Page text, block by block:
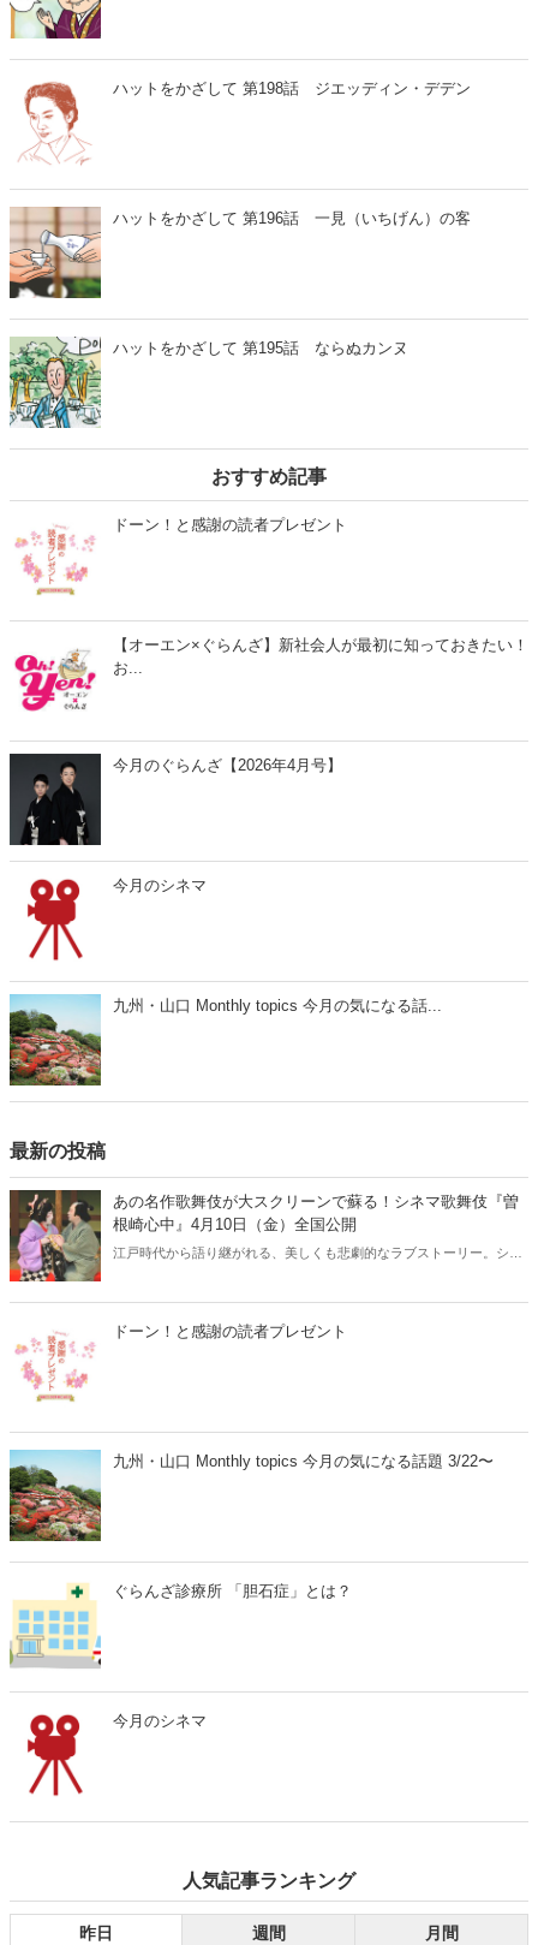
ハットをかざして 第198話 ジエッディン・デデン
ハットをかざして 第196話 一見（いちげん）の客
ハットをかざして 第195話 ならぬカンヌ
おすすめ記事
ドーン！と感謝の読者プレゼント
【オーエン×ぐらんざ】新社会人が最初に知っておきたい！
お...
今月のぐらんざ【2026年4月号】
今月のシネマ
九州・山口 Monthly topics 今月の気になる話...
最新の投稿
あの名作歌舞伎が大スクリーンで蘇る！シネマ歌舞伎『曽
根崎心中』4月10日（金）全国公開
江戸時代から語り継がれる、美しくも悲劇的なラブストーリー。シネ
中村鴈治郎による珠玉の舞台を、映画館の大スクリーンで堪能できる
貴重な機会です。さらに、話題となった映画『国宝』でも注目を集め
ドーン！と感謝の読者プレゼント
九州・山口 Monthly topics 今月の気になる話題 3/22〜
ぐらんざ診療所 「胆石症」とは？
今月のシネマ
人気記事ランキング
昨日 週間 月間